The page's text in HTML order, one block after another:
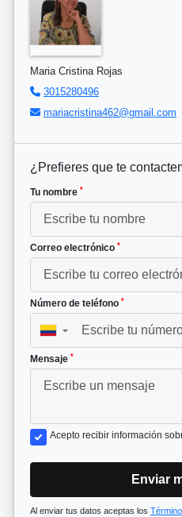
Maria Cristina Rojas
3015280496
mariacristina462@gmail.com
¿Prefieres que te
Tu nombre *
Correo electrónico *
Número de teléfono *
▼
Mensaje *
Acepto recibir información
Enviar
Al enviar tus datos aceptas los